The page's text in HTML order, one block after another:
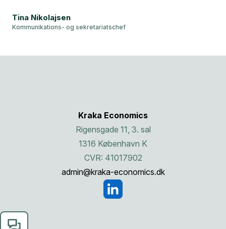
Tina Nikolajsen
Kommunikations- og sekretariatschef
Kraka Economics
Rigensgade 11, 3. sal
1316 København K
CVR: 41017902
admin@kraka-economics.dk